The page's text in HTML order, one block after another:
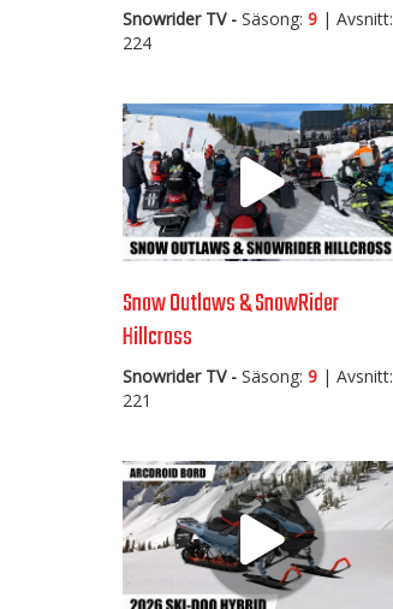
Snowrider TV - Säsong: 9 | Avsnitt:
224
Snow Outlaws & SnowRider
Hillcross
Snowrider TV - Säsong: 9 | Avsnitt:
221